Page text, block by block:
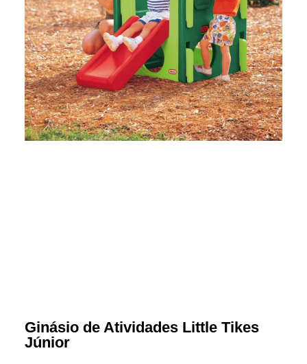
Ginásio de Atividades Little Tikes
Júnior